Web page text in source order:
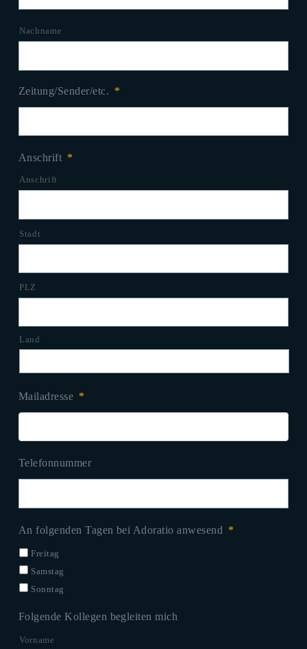
Nachname
Zeitung/Sender/etc. *
Anschrift *
Anschrift
Stadt
PLZ
Land
Mailadresse *
Telefonnummer
An folgenden Tagen bei Adoratio anwesend *
Freitag
Samstag
Sonntag
Folgende Kollegen begleiten mich
Vorname